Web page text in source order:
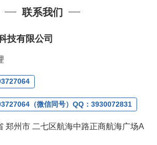
可根据客户需求进行分装
及科研单位先发货和
承担所有运费。
63377391/13393727064
东(欢迎致电
联系我们
技有限公司
（微信同号）QQ：3930072831
郑州市 二七区航海中路正商航海广场A